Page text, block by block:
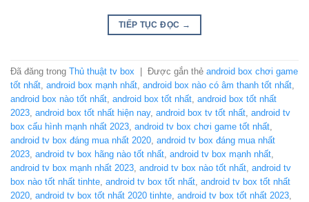
TIẾP TỤC ĐỌC →
Đã đăng trong Thủ thuật tv box Được gắn thẻ android box chơi game
tốt nhất, android box mạnh nhất, android box nào có âm thanh tốt nhất,
android box nào tốt nhất, android box tốt nhất, android box tốt nhất
2023, android box tốt nhất hiện nay, android box tv tốt nhất, android tv
box cấu hình mạnh nhất 2023, android tv box chơi game tốt nhất,
android tv box đáng mua nhất 2020, android tv box đáng mua nhất
2023, android tv box hãng nào tốt nhất, android tv box mạnh nhất,
android tv box mạnh nhất 2023, android tv box nào tốt nhất, android tv
box nào tốt nhất tinhte, android tv box tốt nhất, android tv box tốt nhất
2020, android tv box tốt nhất 2020 tinhte, android tv box tốt nhất 2023,